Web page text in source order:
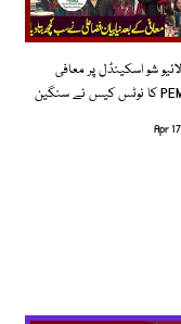
شو اسکینڈل پر معافی
مانگ لی PEMRA کا نوٹس کیس نے سنگین
Apr